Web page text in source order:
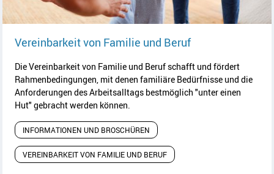
Vereinbarkeit von Familie und BerufArtikel lesen
Die Vereinbarkeit von Familie und Beruf schafft und fördert
Rahmenbedingungen, mit denen familiäre Bedürfnisse und die
Anforderungen des Arbeitsalltags bestmöglich "unter einen
Hut" gebracht werden können.
INFORMATIONEN UND BROSCHÜREN
VEREINBARKEIT VON FAMILIE UND BERUF